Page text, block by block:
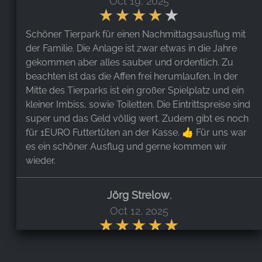
Schöner Tierpark für einen Nachmittagsausflug mit
der Familie. Die Anlage ist zwar etwas in die Jahre
gekommen aber alles sauber und ordentlich. Zu
beachten ist das die Affen frei herumlaufen. In der
Mitte des Tierparks ist ein großer Spielplatz und ein
kleiner Imbiss, sowie Toiletten. Die Eintrittspreise sind
super und das Geld völlig wert. Zudem gibt es noch
für 1EURO Futtertüten an der Kasse. 👍 Für uns war
es ein schöner Ausflug und gerne kommen wir
wieder.
Jörg Strelow,
Oct 12, 2025